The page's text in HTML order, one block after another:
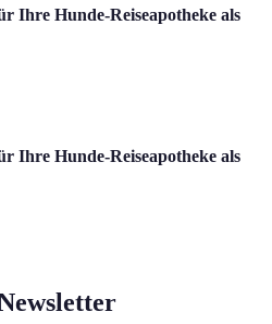
Ihre Hunde-Reiseapotheke als
Ihre Hunde-Reiseapotheke als